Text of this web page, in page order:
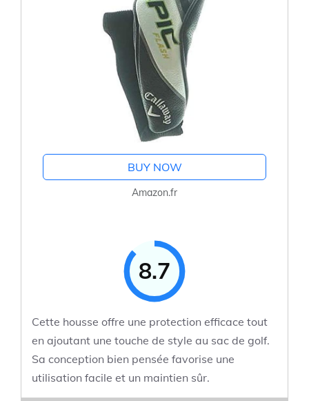
BUY NOW
Amazon.fr
8.7
Cette housse offre une protection efficace tout
en ajoutant une touche de style au sac de golf.
Sa conception bien pensée favorise une
utilisation facile et un maintien sûr.